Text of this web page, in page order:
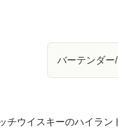
バーテンダー
チウイスキーのハイラン